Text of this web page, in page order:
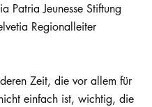
Patria Jeunesse Stiftung
Regionalleiter
Zeit, die vor allem für
einfach ist, wichtig, die